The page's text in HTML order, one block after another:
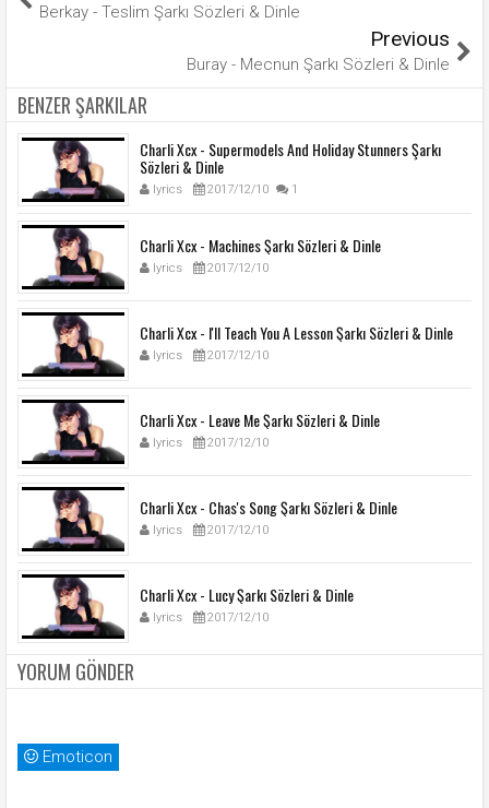
Berkay - Teslim Şarkı Sözleri & Dinle
Previous
Buray - Mecnun Şarkı Sözleri & Dinle
BENZER ŞARKILAR
Charli Xcx - Supermodels And Holiday Stunners Şarkı
Sözleri & Dinle
lyrics 2017/12/10 1
Charli Xcx - Machines Şarkı Sözleri & Dinle
lyrics 2017/12/10
Charli Xcx - I'll Teach You A Lesson Şarkı Sözleri & Dinle
lyrics 2017/12/10
Charli Xcx - Leave Me Şarkı Sözleri & Dinle
lyrics 2017/12/10
Charli Xcx - Chas's Song Şarkı Sözleri & Dinle
lyrics 2017/12/10
Charli Xcx - Lucy Şarkı Sözleri & Dinle
lyrics 2017/12/10
YORUM GÖNDER
Emoticon